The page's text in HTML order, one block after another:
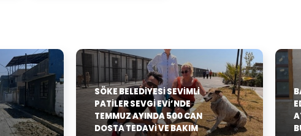
SÖKE BELEDIYESI SEVIMLI
PATILER SEVGI EVI’NDE
TEMMUZ AYINDA 500 CAN
DOSTA TEDAVI VE BAKIM